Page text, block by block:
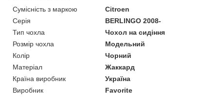
Сумісність з маркою
Citroen
Серія
BERLINGO 2008-
Тип чохла
Чохол на сидіння
Розмір чохла
Модельний
Колір
Чорний
Матеріал
Жаккард
Країна виробник
Україна
Виробник
Favorite